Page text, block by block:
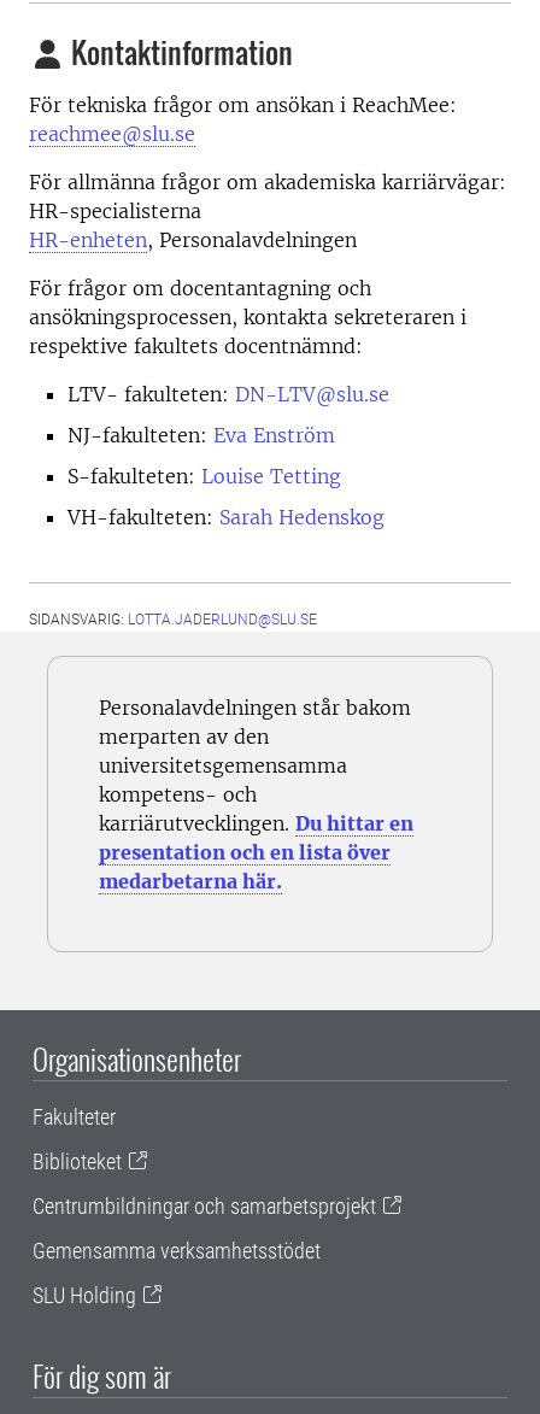
Kontaktinformation
För tekniska frågor om ansökan i ReachMee:
reachmee@slu.se
För allmänna frågor om akademiska karriärvägar:
HR-specialisterna
HR-enheten, Personalavdelningen
För frågor om docentantagning och
ansökningsprocessen, kontakta sekreteraren i
respektive fakultets docentnämnd:
LTV- fakulteten: DN-LTV@slu.se
NJ-fakulteten: Eva Enström
S-fakulteten: Louise Tetting
VH-fakulteten: Sarah Hedenskog
SIDANSVARIG: LOTTA.JADERLUND@SLU.SE
Personalavdelningen står bakom
merparten av den
universitetsgemensamma
kompetens- och
karriärutvecklingen. Du hittar en
presentation och en lista över
medarbetarna här.
Organisationsenheter
Fakulteter
Biblioteket
Centrumbildningar och samarbetsprojekt
Gemensamma verksamhetsstödet
SLU Holding
För dig som är